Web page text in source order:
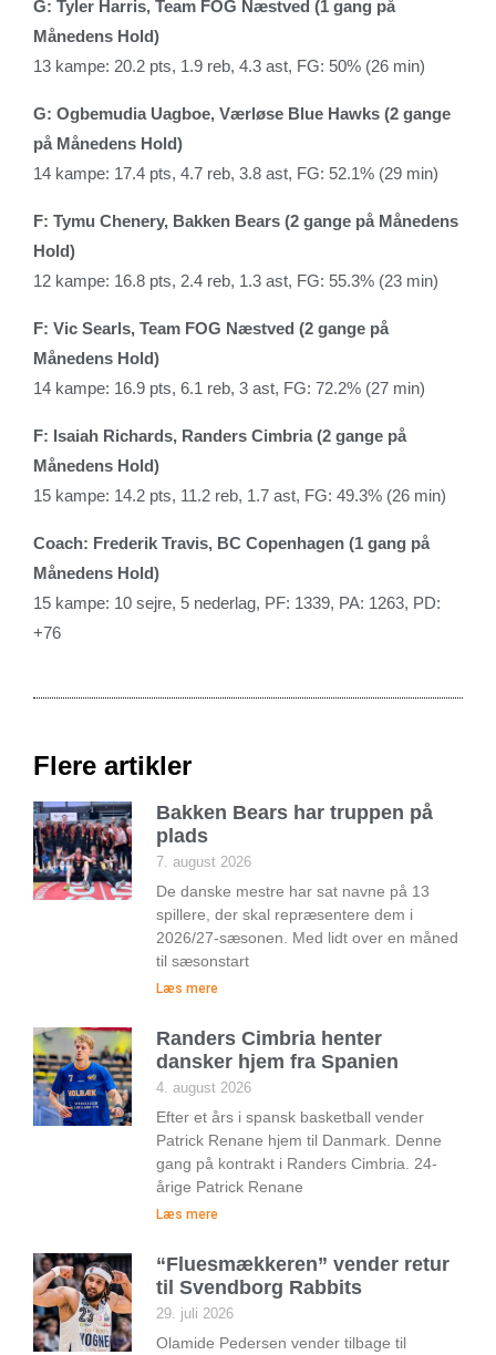
G: Tyler Harris, Team FOG Næstved (1 gang på
Månedens Hold)
13 kampe: 20.2 pts, 1.9 reb, 4.3 ast, FG: 50% (26 min)
G: Ogbemudia Uagboe, Værløse Blue Hawks (2 gange
på Månedens Hold)
14 kampe: 17.4 pts, 4.7 reb, 3.8 ast, FG: 52.1% (29 min)
F: Tymu Chenery, Bakken Bears (2 gange på Månedens
Hold)
12 kampe: 16.8 pts, 2.4 reb, 1.3 ast, FG: 55.3% (23 min)
F: Vic Searls, Team FOG Næstved (2 gange på
Månedens Hold)
14 kampe: 16.9 pts, 6.1 reb, 3 ast, FG: 72.2% (27 min)
F: Isaiah Richards, Randers Cimbria (2 gange på
Månedens Hold)
15 kampe: 14.2 pts, 11.2 reb, 1.7 ast, FG: 49.3% (26 min)
Coach: Frederik Travis, BC Copenhagen (1 gang på
Månedens Hold)
15 kampe: 10 sejre, 5 nederlag, PF: 1339, PA: 1263, PD:
+76
Flere artikler
Bakken Bears har truppen på
plads
7. august 2026
De danske mestre har sat navne på 13
spillere, der skal repræsentere dem i
2026/27-sæsonen. Med lidt over en måned
til sæsonstart
Læs mere
Randers Cimbria henter
dansker hjem fra Spanien
4. august 2026
Efter et års i spansk basketball vender
Patrick Renane hjem til Danmark. Denne
gang på kontrakt i Randers Cimbria. 24-
årige Patrick Renane
Læs mere
“Fluesmækkeren” vender retur
til Svendborg Rabbits
29. juli 2026
Olamide Pedersen vender tilbage til